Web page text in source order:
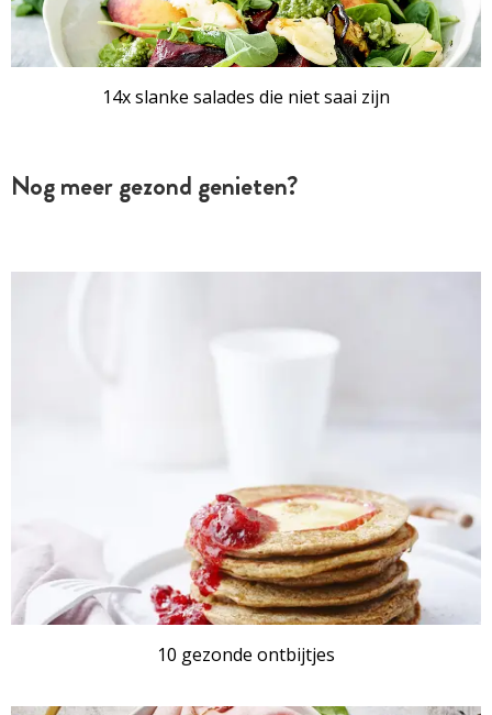
14x slanke salades die niet saai zijn
Nog meer gezond genieten?
10 gezonde ontbijtjes